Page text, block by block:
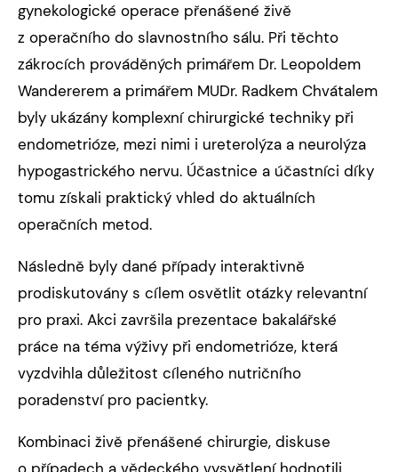
gynekologické operace přenášené živě
z operačního do slavnostního sálu. Při těchto
zákrocích prováděných primářem Dr. Leopoldem
Wandererem a primářem MUDr. Radkem Chvátalem
byly ukázány komplexní chirurgické techniky při
endometrióze, mezi nimi i ureterolýza a neurolýza
hypogastrického nervu. Účastnice a účastníci díky
tomu získali praktický vhled do aktuálních
operačních metod.
Následně byly dané případy interaktivně
prodiskutovány s cílem osvětlit otázky relevantní
pro praxi. Akci završila prezentace bakalářské
práce na téma výživy při endometrióze, která
vyzdvihla důležitost cíleného nutričního
poradenství pro pacientky.
Kombinaci živě přenášené chirurgie, diskuse